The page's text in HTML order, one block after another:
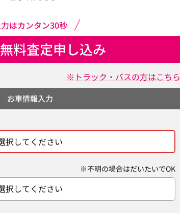
はカンタン30秒
料査定申し込み
※トラック・バスの方はこちら
お車情報入力
択してください
※不明の場合はだいたいでOK
択してください